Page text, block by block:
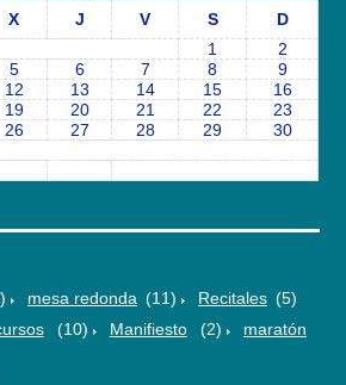
X J V S D
1
2
5 6 7 8
9
12 13 14 15
16
19 20 21 22
23
26 27 28 29
30
mesa redonda (11) Recitales (5)
(10) Manifiesto (2)
maratón